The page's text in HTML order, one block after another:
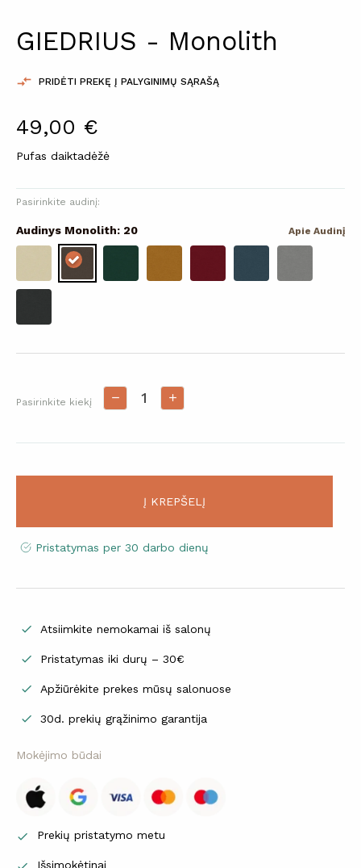
GIEDRIUS - Monolith
 PRIDĖTI PREKĘ Į PALYGINIMŲ SĄRAŠĄ
49,00 €
Pufas daiktadėžė
Pasirinkite audinį:
Audinys Monolith: 20 Apie Audinį
Pasirinkite kiekį
Į KREPŠELĮ
Pristatymas per 30 darbo dienų
 Atsiimkite nemokamai iš salonų
 Pristatymas iki durų – 30€
 Apžiūrėkite prekes mūsų salonuose
 30d. prekių grąžinimo garantija
Mokėjimo būdai
 Prekių pristatymo metu
Išsimokėtinai